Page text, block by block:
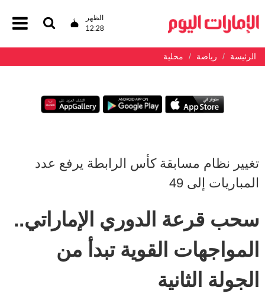
الظهر
12:28
الرئيسة رياضة محلية
تغيير نظام مسابقة كأس الرابطة يرفع عدد
المباريات إلى 49
سحب قرعة الدوري الإماراتي..
المواجهات القوية تبدأ من
الجولة الثانية